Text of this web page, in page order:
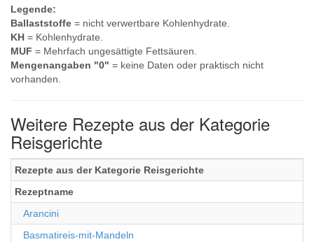
Legende:
Ballaststoffe = nicht verwertbare Kohlenhydrate.
KH = Kohlenhydrate.
MUF = Mehrfach ungesättigte Fettsäuren.
Mengenangaben "0" = keine Daten oder praktisch nicht
vorhanden.
Weitere Rezepte aus der Kategorie
Reisgerichte
Rezepte aus der Kategorie Reisgerichte
Rezeptname
Arancini
Basmatireis-mit-Mandeln